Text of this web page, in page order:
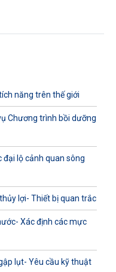
năng trên thế giới
Chương trình bồi dưỡng
đại lộ cảnh quan sông
lợi- Thiết bị quan trắc
Xác định các mực
lụt- Yêu cầu kỹ thuật